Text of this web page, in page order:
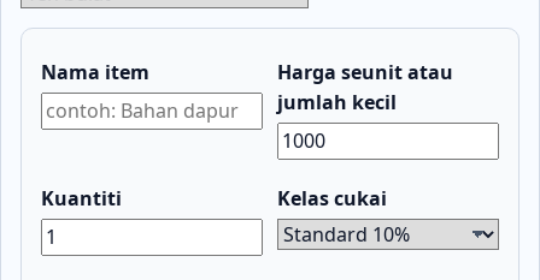
Nama item
Harga seunit atau
jumlah kecil
Kuantiti Kelas cukai